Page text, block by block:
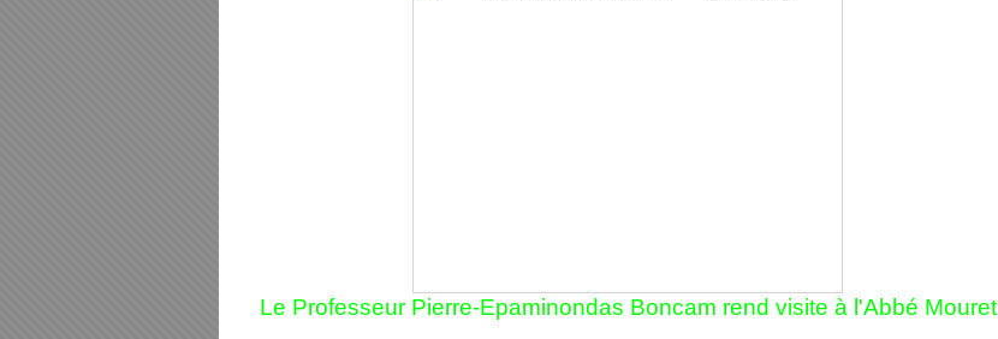
Le Professeur Pierre-Epaminondas Boncam rend visite à l'Abbé Mouret